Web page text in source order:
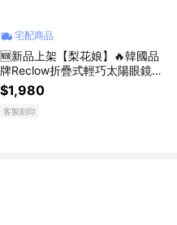
宅配商品
🆕新品上架【梨花娘】🔥韓國品
牌Reclow折疊式輕巧太陽眼鏡附
圓形收納掛包(5色)💖 生日禮物
閨禮物 情人禮物
$1,980
客製刻印